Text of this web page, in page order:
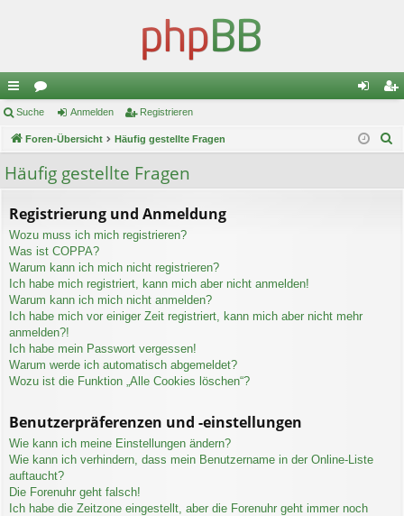
ch
ne
llz
riff
or
en m ist
Suche Anmelden Registrieren
Foren-Übersicht Häufig gestellte Fragen
Häufig gestellte Fragen
Registrierung und Anmeldung
Wozu muss ich mich registrieren?
Was ist COPPA?
Warum kann ich mich nicht registrieren?
Ich habe mich registriert, kann mich aber nicht anmelden!
Warum kann ich mich nicht anmelden?
Ich habe mich vor einiger Zeit registriert, kann mich aber nicht mehr
anmelden?!
Ich habe mein Passwort vergessen!
Warum werde ich automatisch abgemeldet?
Wozu ist die Funktion „Alle Cookies löschen“?
Benutzerpräferenzen und -einstellungen
Wie kann ich meine Einstellungen ändern?
Wie kann ich verhindern, dass mein Benutzername in der Online-Liste
auftaucht?
Die Forenuhr geht falsch!
Ich habe die Zeitzone eingestellt, aber die Forenuhr geht immer noch